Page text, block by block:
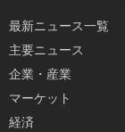
最新ニュース一覧
主要ニュース
企業・産業
マーケット
経済